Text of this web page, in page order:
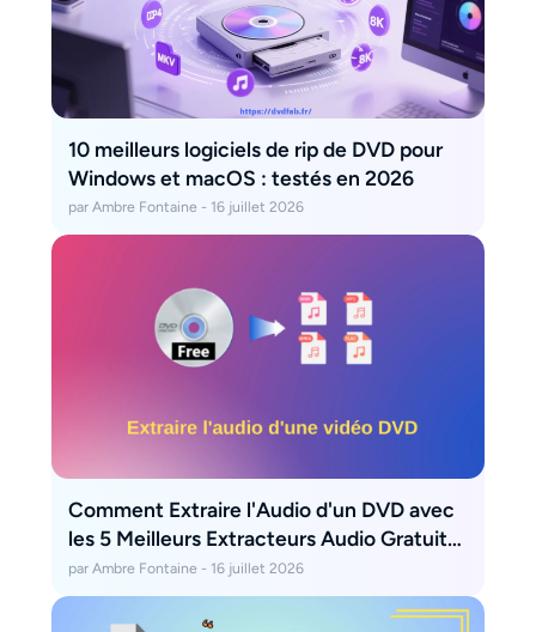
10 meilleurs logiciels de rip de DVD pour
Windows et macOS : testés en 2026
par Ambre Fontaine - 16 juillet 2026
Comment Extraire l'Audio d'un DVD avec
les 5 Meilleurs Extracteurs Audio Gratuits
[2026]
par Ambre Fontaine - 16 juillet 2026